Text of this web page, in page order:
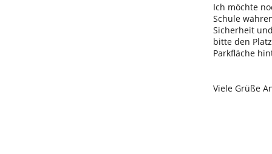
Ich möchte
Schule
Sicherheit
bitte den
Parkfläche
Viele Grüße